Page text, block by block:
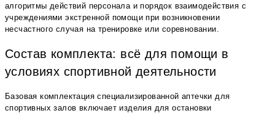
алгоритмы действий персонала и порядок взаимодействия с
учреждениями экстренной помощи при возникновении
несчастного случая на тренировке или соревновании.
Состав комплекта: всё для помощи в
условиях спортивной деятельности
Базовая комплектация специализированной аптечки для
спортивных залов включает изделия для остановки